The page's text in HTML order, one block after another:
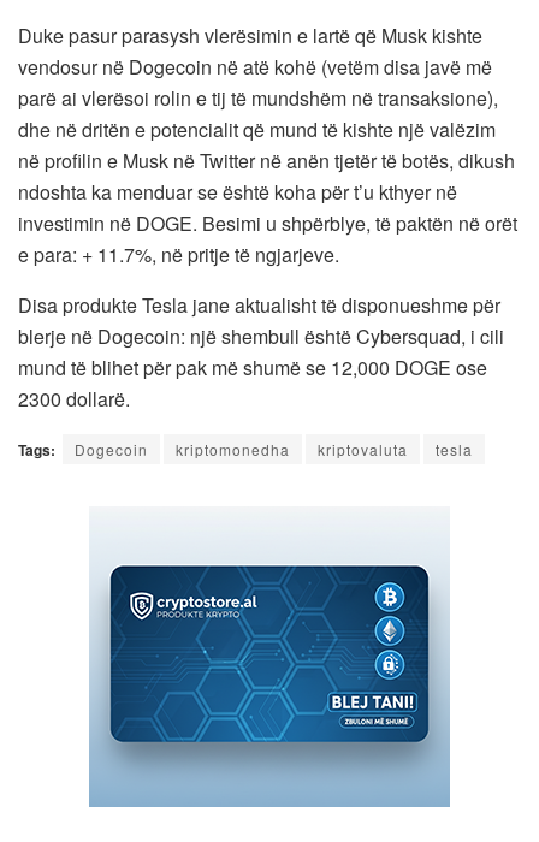
Duke pasur parasysh vlerësimin e lartë që Musk kishte
vendosur në Dogecoin në atë kohë (vetëm disa javë më
parë ai vlerësoi rolin e tij të mundshëm në transaksione),
dhe në dritën e potencialit që mund të kishte një valëzim
në profilin e Musk në Twitter në anën tjetër të botës, dikush
ndoshta ka menduar se është koha për t’u kthyer në
investimin në DOGE. Besimi u shpërblye, të paktën në orët
e para: + 11.7%, në pritje të ngjarjeve.
Disa produkte Tesla jane aktualisht të disponueshme për
blerje në Dogecoin: një shembull është Cybersquad, i cili
mund të blihet për pak më shumë se 12,000 DOGE ose
2300 dollarë.
Tags: Dogecoin kriptomonedha kriptovaluta tesla